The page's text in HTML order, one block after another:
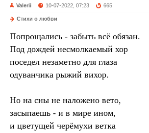
Valerii 10-07-2022, 07:23 665
Стихи о любви
Попрощались - забыть всё обязан.
Под дождей несмолкаемый хор
поседел незаметно для глаза
одуванчика рыжий вихор.
Но на сны не наложено вето,
засыпаешь - и в мире ином,
и цветущей черёмухи ветка